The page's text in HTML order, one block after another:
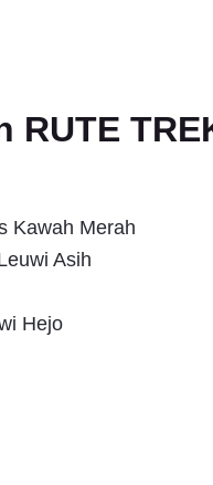
Kawah Merah
Asih
Hejo